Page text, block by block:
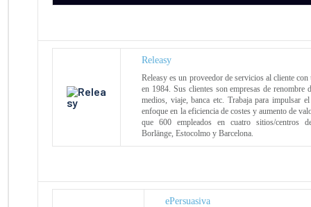
Releasy
Releasy es un proveedor de servicios al cliente
en 1984. Sus clientes son empresas de renombre
medios, viaje, banca etc. Trabaja para impulsar
enfoque en la eficiencia de costes y aumento de
que 600 empleados en cuatro sitios/centros
Borlänge, Estocolmo y Barcelona.
ePersuasiva